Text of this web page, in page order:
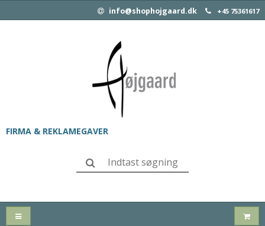
info@shophojgaard.dk +45 75361617
FIRMA & REKLAMEGAVER